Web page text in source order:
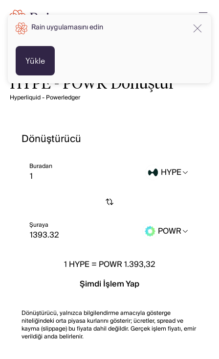
HYPE - POWR Dönüştür
Hyperliquid - Powerledger
Dönüştürücü
Buradan HYPE
Şuraya POWR
1 HYPE= POWR 1.393,32
Şimdi İşlem Yap
Dönüştürücü, yalnızca bilgilendirme amacıyla gösterge
niteliğindeki orta piyasa kurlarını gösterir; ücretler, spread ve
kayma (slippage) bu fiyata dahil değildir. Gerçek işlem fiyatı, emir
verildiği anda belirlenir.
Rain uygulamasını edin
Yükle